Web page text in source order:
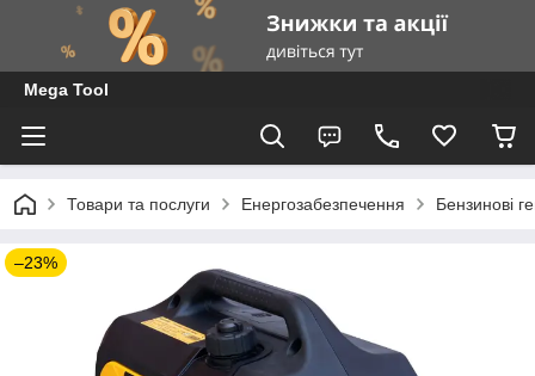
Mega Tool
Товари та послуги Енергозабезпечення Бензинові
–23%